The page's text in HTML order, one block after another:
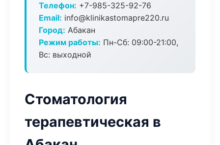
Телефон: +7-985-325-92-76
Email: info@klinikastomapre220.ru
Город: Абакан
Режим работы: Пн-Сб: 09:00-21:00,
Вс: выходной
Стоматология
терапевтическая в